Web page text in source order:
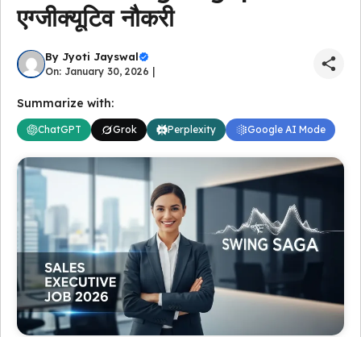
एग्जीक्यूटिव नौकरी
By Jyoti Jayswal
On: January 30, 2026 |
Summarize with:
ChatGPT Grok Perplexity Google AI Mode